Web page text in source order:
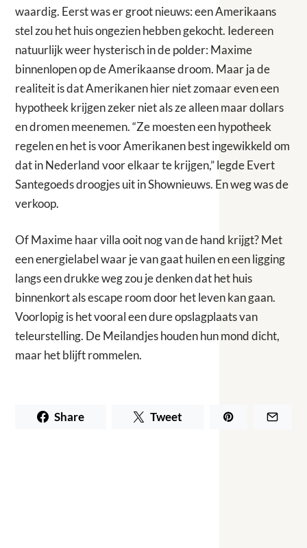
waardig. Eerst was er groot nieuws: een Amerikaans
stel zou het huis ongezien hebben gekocht. Iedereen
natuurlijk weer hysterisch in de polder: Maxime
binnenlopen op de Amerikaanse droom. Maar ja de
realiteit is dat Amerikanen hier niet zomaar even een
hypotheek krijgen zeker niet als ze alleen maar dollars
en dromen meenemen. “Ze moesten een hypotheek
regelen en het is voor Amerikanen best ingewikkeld om
dat in Nederland voor elkaar te krijgen,” legde Evert
Santegoeds droogjes uit in Shownieuws. En weg was de
verkoop.
Of Maxime haar villa ooit nog van de hand krijgt? Met
een energielabel waar je van gaat huilen en een ligging
langs een drukke weg zou je denken dat het huis
binnenkort als escape room door het leven kan gaan.
Voorlopig is het vooral een dure opslagplaats van
teleurstelling. De Meilandjes houden hun mond dicht,
maar het blijft rommelen.
Share Tweet